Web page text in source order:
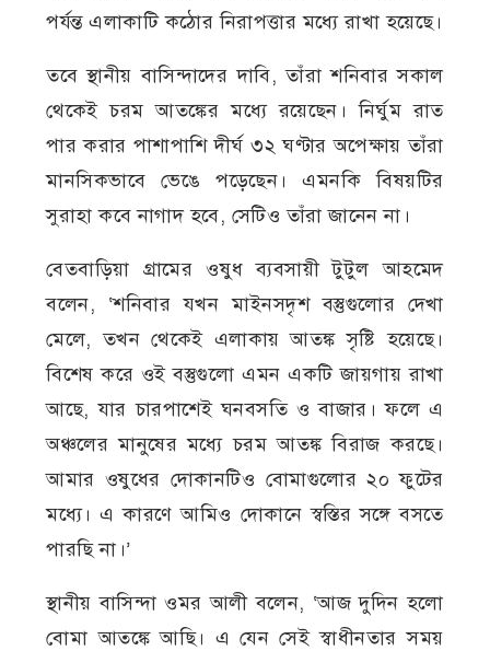
পর্যন্ত এলাকাটি কঠোর নিরাপত্তার মধ্যে রাখা হয়েছে।
তবে স্থানীয় বাসিন্দাদের দাবি, তাঁরা শনিবার সকাল
থেকেই চরম আতঙ্কের মধ্যে রয়েছেন। নির্ঘুম রাত
পার করার পাশাপাশি দীর্ঘ ৩২ ঘণ্টার অপেক্ষায় তাঁরা
মানসিকভাবে ভেঙে পড়েছেন। এমনকি বিষয়টির
সুরাহা কবে নাগাদ হবে, সেটিও তাঁরা জানেন না।
বেতবাড়িয়া গ্রামের ওষুধ ব্যবসায়ী টুটুল আহমেদ
বলেন, ‘শনিবার যখন মাইনসদৃশ বস্তুগুলোর দেখা
মেলে, তখন থেকেই এলাকায় আতঙ্ক সৃষ্টি হয়েছে।
বিশেষ করে ওই বস্তুগুলো এমন একটি জায়গায় রাখা
আছে, যার চারপাশেই ঘনবসতি ও বাজার। ফলে এ
অঞ্চলের মানুষের মধ্যে চরম আতঙ্ক বিরাজ করছে।
আমার ওষুধের দোকানটিও বোমাগুলোর ২০ ফুটের
মধ্যে। এ কারণে আমিও দোকানে স্বস্তির সঙ্গে বসতে
পারছি না।’
স্থানীয় বাসিন্দা ওমর আলী বলেন, ‘আজ দুদিন হলো
বোমা আতঙ্কে আছি। এ যেন সেই স্বাধীনতার সময়